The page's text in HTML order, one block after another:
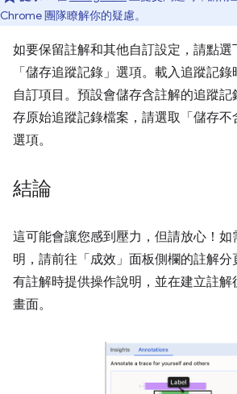
Chrome 團隊瞭解你的疑慮。
如要保留註解和其他自訂設定，請點選
「儲存追蹤記錄」 選項。載入追蹤記
自訂項目。預設會儲存含註解的追蹤
存原始追蹤記錄檔案，請選取「儲存不
選項。
結論
這可能會讓您感到壓力，但請放心！如
明，請前往「成效」 面板側欄的註解分
有註解時提供操作說明，並在建立註
畫面。